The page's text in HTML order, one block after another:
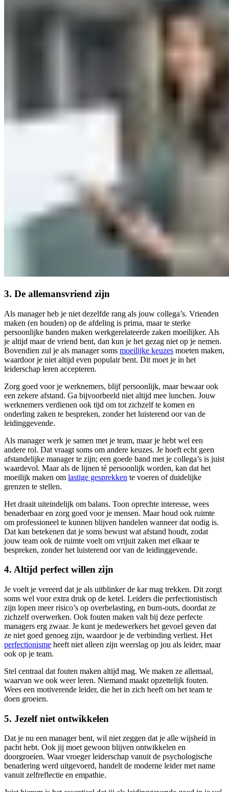
3. De allemansvriend zijn
Als manager heb je niet dezelfde rang als jouw collega’s. Vrienden
maken (en houden) op de afdeling is prima, maar te sterke
persoonlijke banden maken werkgerelateerde zaken moeilijker. Als
je altijd maar de vriend bent, dan kun je het gezag niet op je nemen.
Bovendien zul je als manager soms moeilijke keuzes moeten maken,
waardoor je niet altijd even populair bent. Dit moet je in het
leiderschap leren accepteren.
Zorg goed voor je werknemers, blijf persoonlijk, maar bewaar ook
een zekere afstand. Ga bijvoorbeeld niet altijd mee lunchen. Jouw
werknemers verdienen ook tijd om tot zichzelf te komen en
onderling zaken te bespreken, zonder het luisterend oor van de
leidinggevende.
Als manager werk je samen met je team, maar je hebt wel een
andere rol. Dat vraagt soms om andere keuzes. Je hoeft echt geen
afstandelijke manager te zijn; een goede band met je collega’s is juist
waardevol. Maar als de lijnen té persoonlijk worden, kan dat het
moeilijk maken om lastige gesprekken te voeren of duidelijke
grenzen te stellen.
Het draait uiteindelijk om balans. Toon oprechte interesse, wees
benaderbaar en zorg goed voor je mensen. Maar houd ook ruimte
om professioneel te kunnen blijven handelen wanneer dat nodig is.
Dat kan betekenen dat je soms bewust wat afstand houdt, zodat
jouw team ook de ruimte voelt om vrijuit zaken met elkaar te
bespreken, zonder het luisterend oor van de leidinggevende.
4. Altijd perfect willen zijn
Je voelt je vereerd dat je als uitblinker de kar mag trekken. Dit zorgt
soms wel voor extra druk op de ketel. Leiders die perfectionistisch
zijn lopen meer risico’s op overbelasting, en burn-outs, doordat ze
zichzelf overwerken. Ook fouten maken valt bij deze perfecte
managers erg zwaar. Je kunt je medewerkers het gevoel geven dat
ze niet goed genoeg zijn, waardoor je de verbinding verliest. Het
perfectionisme heeft niet alleen zijn weerslag op jou als leider, maar
ook op je team.
Stel centraal dat fouten maken altijd mag. We maken ze allemaal,
waarvan we ook weer leren. Niemand maakt opzettelijk fouten.
Wees een motiverende leider, die het in zich heeft om het team te
doen groeien.
5. Jezelf niet ontwikkelen
Dat je nu een manager bent, wil niet zeggen dat je alle wijsheid in
pacht hebt. Ook jij moet gewoon blijven ontwikkelen en
doorgroeien. Waar vroeger leiderschap vanuit de psychologische
benadering werd uitgevoerd, handelt de moderne leider met name
vanuit zelfreflectie en empathie.